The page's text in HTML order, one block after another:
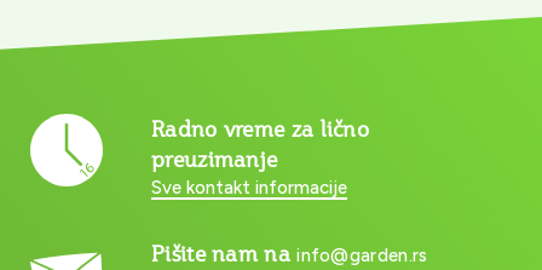
Radno vreme za lično
preuzimanje
Sve kontakt informacije
Pišite nam nainfo@garden.rs